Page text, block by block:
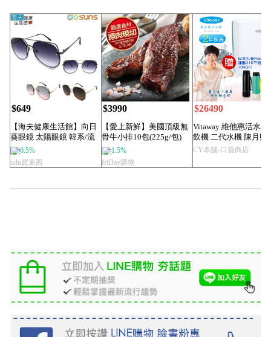
$649
【海夫健康生活館】向日
葵眼鏡 太陽眼鏡 韓系/流
行/網美/U...
0.5%
udn買東西
$3990
【愛上新鮮】美國頂級無
骨牛小排10包(225g/包)
1.5%
friDay購物
$26490
Vitaway 維他惠活水機
飲機 二代水機 陳月卿
薦 ...
CY本舖-口袋商店